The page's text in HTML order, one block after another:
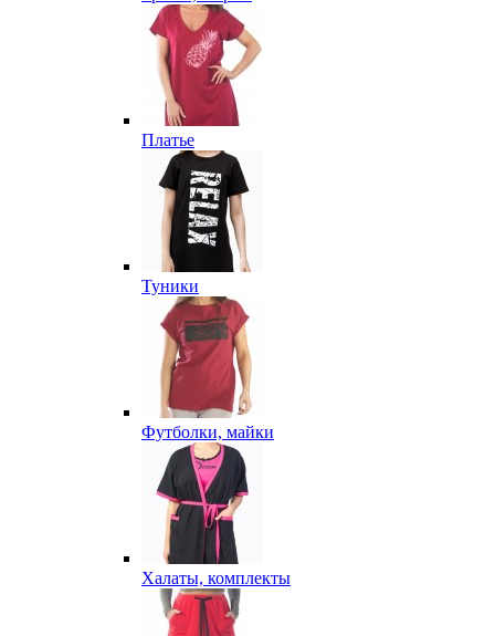
Платье
Туники
Футболки, майки
Халаты, комплекты